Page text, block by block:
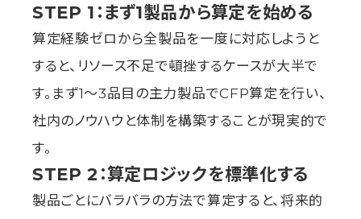
STEP 1：まず1製品から算定を始める
算定経験ゼロから全製品を一度に対応しようと
すると、リソース不足で頓挫するケースが大半で
す。まず1〜3品目の主力製品でCFP算定を行い、
社内のノウハウと体制を構築することが現実的で
す。
STEP 2：算定ロジックを標準化する
製品ごとにバラバラの方法で算定すると、将来的